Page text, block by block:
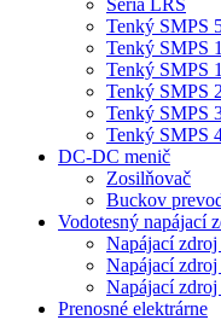
Tenký SMPS
Tenký SMPS
Tenký SMPS
Tenký SMPS
Tenký SMPS
Tenký SMPS
DC-DC menič
Zosilňovač
Buckov
Vodotesný napájací
Napájací
Napájací
Napájací
Prenosné elektrárne